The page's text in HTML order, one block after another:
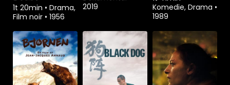
1t 20min • Drama,
Film noir • 1956
2019
Komedie, Drama •
1989